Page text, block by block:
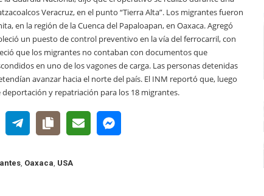
Veracruz, en el punto “Tierra Alta”. Los migrantes fueron
en la región de la Cuenca del Papaloapan, en Oaxaca. Agregó
un puesto de control preventivo en la vía del ferrocarril, con
que los migrantes no contaban con documentos que
en uno de los vagones de carga. Las personas detenidas
avanzar hacia el norte del país. El INM reportó que, luego
y repatriación para los 18 migrantes.
Oaxaca USA